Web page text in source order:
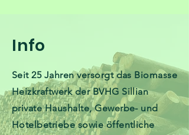
Info
Seit 25 Jahren versorgt das Biomasse
Heizkraftwerk der BVHG Sillian
private Haushalte, Gewerbe- und
Hotelbetriebe sowie öffentliche